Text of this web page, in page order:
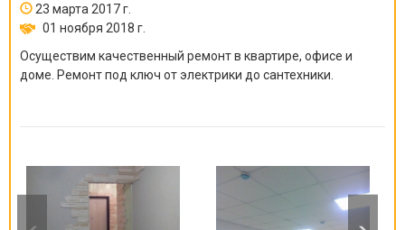
23 марта 2017 г.
01 ноября 2018 г.
Осуществим качественный ремонт в квартире, офисе и
доме. Ремонт под ключ от электрики до сантехники.